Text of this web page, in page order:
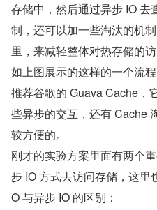
存储中，然后通过异步 IO
制，还可以加一些淘汰的机
里，来减轻整体对热存储的访
如上图展示的这样的一个流
推荐谷歌的 Guava Cache，
些异步的交互，还有 Cache
较方便的。
刚才的实验方案里面有两个
步 IO 方式去访问存储，这
O 与异步 IO 的区别：